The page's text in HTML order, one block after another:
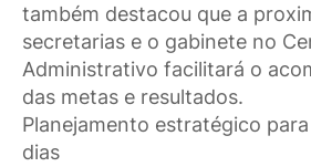
também destacou que a
secretarias e o gabinete no
Administrativo facilitará o
das metas e resultados.
Planejamento estratégico
dias